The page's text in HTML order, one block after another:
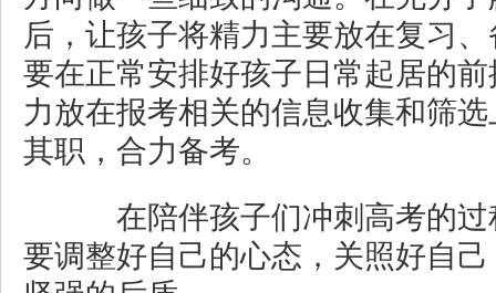
后，让孩子将精力主要放在复习
要在正常安排好孩子日常起居的
力放在报考相关的信息收集和筛
其职，合力备考。
在陪伴孩子们冲刺高考的过
要调整好自己的心态，关照好自